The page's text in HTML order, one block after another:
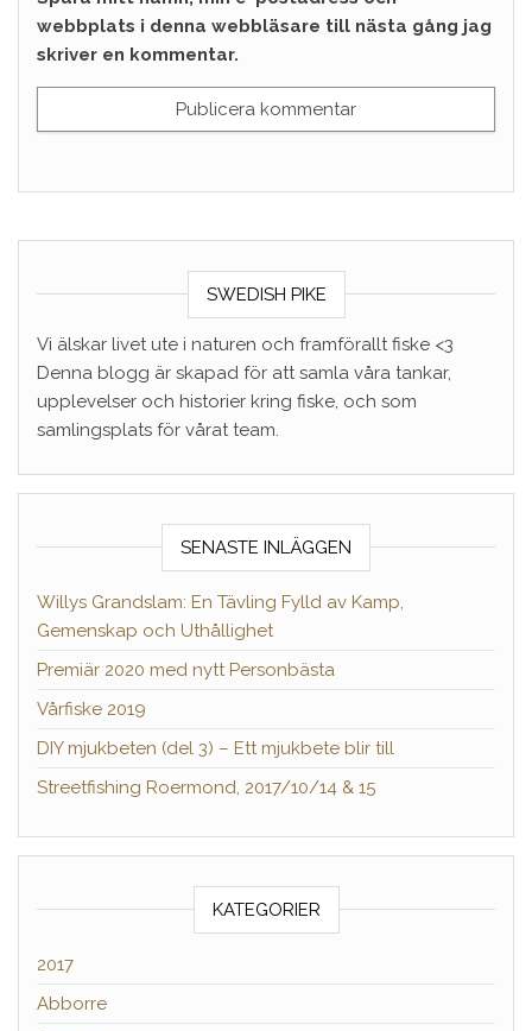
webbplats i denna webbläsare till nästa gång jag
skriver en kommentar.
SWEDISH PIKE
Vi älskar livet ute i naturen och framförallt fiske <3
Denna blogg är skapad för att samla våra tankar,
upplevelser och historier kring fiske, och som
samlingsplats för vårat team.
SENASTE INLÄGGEN
Willys Grandslam: En Tävling Fylld av Kamp,
Gemenskap och Uthållighet
Premiär 2020 med nytt Personbästa
Vårfiske 2019
DIY mjukbeten (del 3) – Ett mjukbete blir till
Streetfishing Roermond, 2017/10/14 & 15
KATEGORIER
2017
Abborre